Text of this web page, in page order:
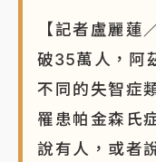
盟 兩大愛徒向他致
【記者盧麗蓮
破35萬人，阿
不同的失智症
罹患帕金森氏
說有人，或者